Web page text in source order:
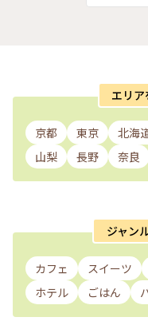
エリ
京都 東京 北海
山梨
長野 奈良
ジャン
カフェ スイーツ
ホテル
ごはん